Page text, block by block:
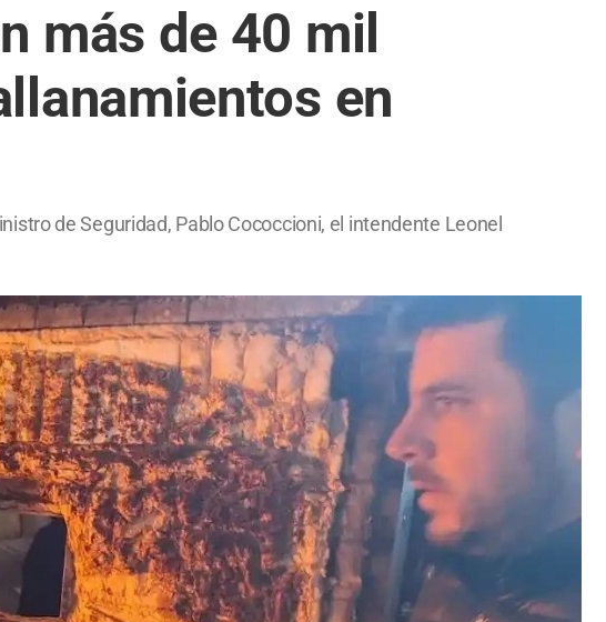
más de 40 mil
en
de Seguridad, Pablo Cococcioni, el intendente Leonel